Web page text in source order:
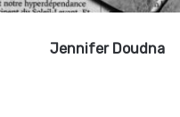
Jennifer Doudna